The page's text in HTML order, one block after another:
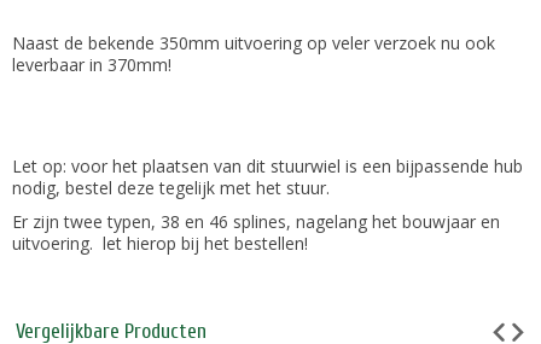
Naast de bekende 350mm uitvoering op veler verzoek nu ook
leverbaar in 370mm!
Let op: voor het plaatsen van dit stuurwiel is een bijpassende hub
nodig, bestel deze tegelijk met het stuur.
Er zijn twee typen, 38 en 46 splines, nagelang het bouwjaar en
uitvoering. let hierop bij het bestellen!
Vergelijkbare Producten